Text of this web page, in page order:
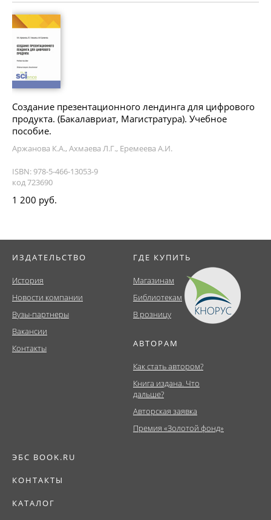
Создание презентационного лендинга для цифрового
продукта. (Бакалавриат, Магистратура). Учебное
пособие.
Аржанова К.А., Ахмаева Л.Г., Еремеева А.И.
ISBN: 978-5-466-13053-9
код 723690
1 200 руб.
ИЗДАТЕЛЬСТВО
История
Новости компании
Вузы-партнеры
Вакансии
Контакты
ГДЕ КУПИТЬ
Магазинам
Библиотекам
В розницу
АВТОРАМ
Как стать автором?
Книга издана. Что
дальше?
Авторская заявка
Премия «Золотой фонд»
ЭБС BOOK.RU
КОНТАКТЫ
КАТАЛОГ